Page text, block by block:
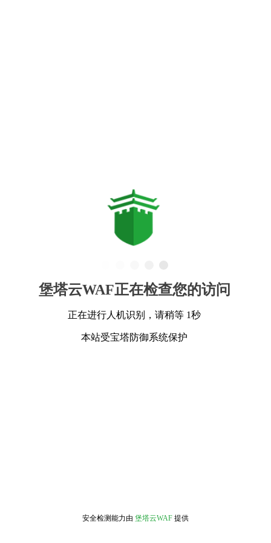
堡塔云WAF正在检查您的访问
正在进行人机识别，请稍等 1秒
本站受宝塔防御系统保护
安全检测能力由 堡塔云WAF 提供